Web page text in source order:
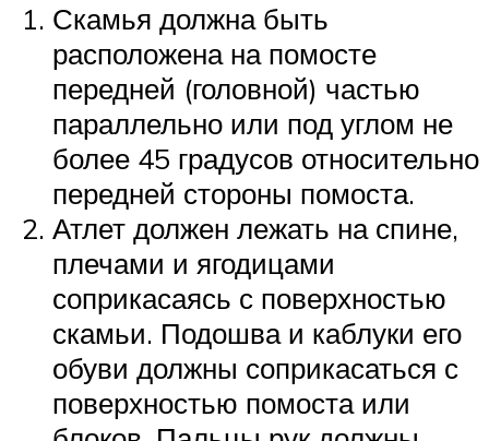
Скамья должна быть
расположена на помосте
передней (головной) частью
параллельно или под углом не
более 45 градусов относительно
передней стороны помоста.
Атлет должен лежать на спине,
плечами и ягодицами
соприкасаясь с поверхностью
скамьи. Подошва и каблуки его
обуви должны соприкасаться с
поверхностью помоста или